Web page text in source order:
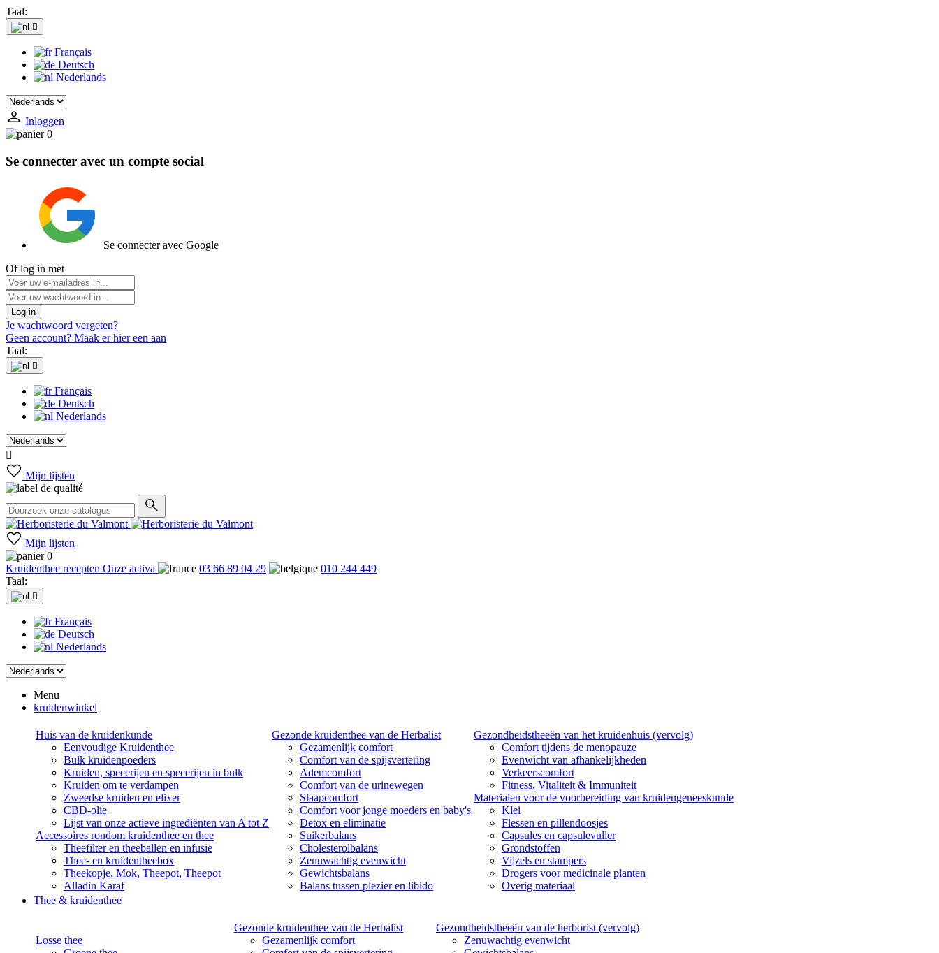
Taal:

Français
Deutsch
Nederlands
Inloggen
0
Se connecter avec un compte social
Se connecter avec Google
Of log in met
Log in
Je wachtwoord vergeten?
Geen account? Maak er hier een aan
Taal:

Français
Deutsch
Nederlands

Mijn lijsten
Mijn lijsten
0
Kruidenthee recepten Onze activa 03 66 89 04 29
010 244 449
Taal:

Français
Deutsch
Nederlands
Menu
kruidenwinkel
Huis van de kruidenkunde
Eenvoudige Kruidenthee
Bulk kruidenpoeders
Kruiden, specerijen en specerijen in bulk
Kruiden om te verdampen
Zweedse kruiden en elixer
CBD-olie
Lijst van onze actieve ingrediënten van A tot Z
Accessoires rondom kruidenthee en thee
Theefilter en theeballen en infusie
Thee- en kruidentheebox
Theekopje, Mok, Theepot, Theepot
Alladin Karaf
Gezonde kruidenthee van de Herbalist
Gezamenlijk comfort
Comfort van de spijsvertering
Ademcomfort
Comfort van de urinewegen
Slaapcomfort
Comfort voor jonge moeders en baby's
Detox en eliminatie
Suikerbalans
Cholesterolbalans
Zenuwachtig evenwicht
Gewichtsbalans
Balans tussen plezier en libido
Gezondheidstheeën van het kruidenhuis (vervolg)
Comfort tijdens de menopauze
Evenwicht van afhankelijkheden
Verkeerscomfort
Fitness, Vitaliteit & Immuniteit
Materialen voor de voorbereiding van kruidengeneeskunde
Klei
Flessen en pillendoosjes
Capsules en capsulevuller
Grondstoffen
Vijzels en stampers
Drogers voor medicinale planten
Overig materiaal
Thee & kruidenthee
Losse thee
Gezonde kruidenthee van de Herbalist
Gezamenlijk comfort
Gezondheidstheeën van de herborist (vervolg)
Zenuwachtig evenwicht